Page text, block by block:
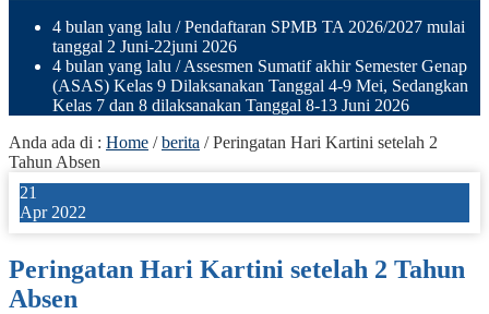
4 bulan yang lalu / Pendaftaran SPMB TA 2026/2027 mulai
tanggal 2 Juni-22juni 2026
4 bulan yang lalu / Assesmen Sumatif akhir Semester Genap
(ASAS) Kelas 9 Dilaksanakan Tanggal 4-9 Mei, Sedangkan
Kelas 7 dan 8 dilaksanakan Tanggal 8-13 Juni 2026
Anda ada di : Home /berita /Peringatan Hari Kartini setelah 2
Tahun Absen
21
Apr 2022
Peringatan Hari Kartini setelah 2 Tahun
Absen